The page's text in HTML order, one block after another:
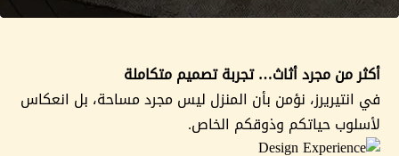
أكثر من مجرد أثاث… تجربة تصميم متكاملة
في انتيريرز، نؤمن بأن المنزل ليس مجرد مساحة، بل انعكاس
لأسلوب حياتكم وذوقكم الخاص.